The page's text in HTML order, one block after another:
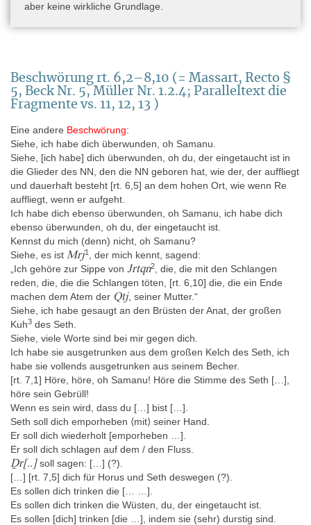
aber keine wirkliche Grundlage.
Beschwörung rt. 6,2–8,10 (= Massart, Recto §
5, Beck Nr. 5, Müller Nr. 1.2.4; Paralleltext die
Fragmente vs. 11, 12, 13 )
Eine andere Beschwörung:
Siehe, ich habe dich überwunden, oh Samanu.
Siehe, [ich habe] dich überwunden, oh du, der eingetaucht ist in
die Glieder des NN, den die NN geboren hat, wie der, der auffliegt
und dauerhaft besteht [rt. 6,5] an dem hohen Ort, wie wenn Re
auffliegt, wenn er aufgeht.
Ich habe dich ebenso überwunden, oh Samanu, ich habe dich
ebenso überwunden, oh du, der eingetaucht ist.
Kennst du mich (denn) nicht, oh Samanu?
Siehe, es ist Mrj1
, der mich kennt, sagend:
„Ich gehöre zur Sippe von Jrtqn2
, die, die mit den Schlangen
reden, die, die die Schlangen töten, [rt. 6,10] die, die ein Ende
machen dem Atem der Qtj, seiner Mutter.“
Siehe, ich habe gesaugt an den Brüsten der Anat, der großen
Kuh3 des Seth.
Siehe, viele Worte sind bei mir gegen dich.
Ich habe sie ausgetrunken aus dem großen Kelch des Seth, ich
habe sie vollends ausgetrunken aus seinem Becher.
[rt. 7,1] Höre, höre, oh Samanu! Höre die Stimme des Seth […],
höre sein Gebrüll!
Wenn es sein wird, dass du […] bist […].
Seth soll dich emporheben ⟨mit⟩ seiner Hand.
Er soll dich wiederholt [emporheben …].
Er soll dich schlagen auf dem / den Fluss.
Ḏr[..]soll sagen: […] (?).
[…] [rt. 7,5] dich für Horus und Seth deswegen (?).
Es sollen dich trinken die [… …].
Es sollen dich trinken die Wüsten, du, der eingetaucht ist.
Es sollen [dich] trinken [die …], indem sie (sehr) durstig sind.